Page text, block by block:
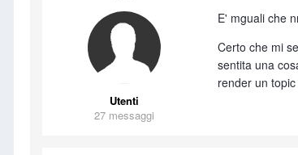
Utenti
27 messaggi
E' mguali che
Certo che mi
sentita una
render un